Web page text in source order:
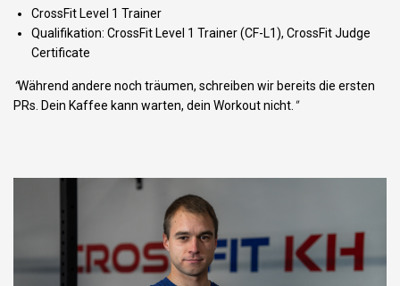
CrossFit Level 1 Trainer
Qualifikation: CrossFit Level 1 Trainer (CF-L1), CrossFit Judge
Certificate
“Während andere noch träumen, schreiben wir bereits die ersten
PRs. Dein Kaffee kann warten, dein Workout nicht. "